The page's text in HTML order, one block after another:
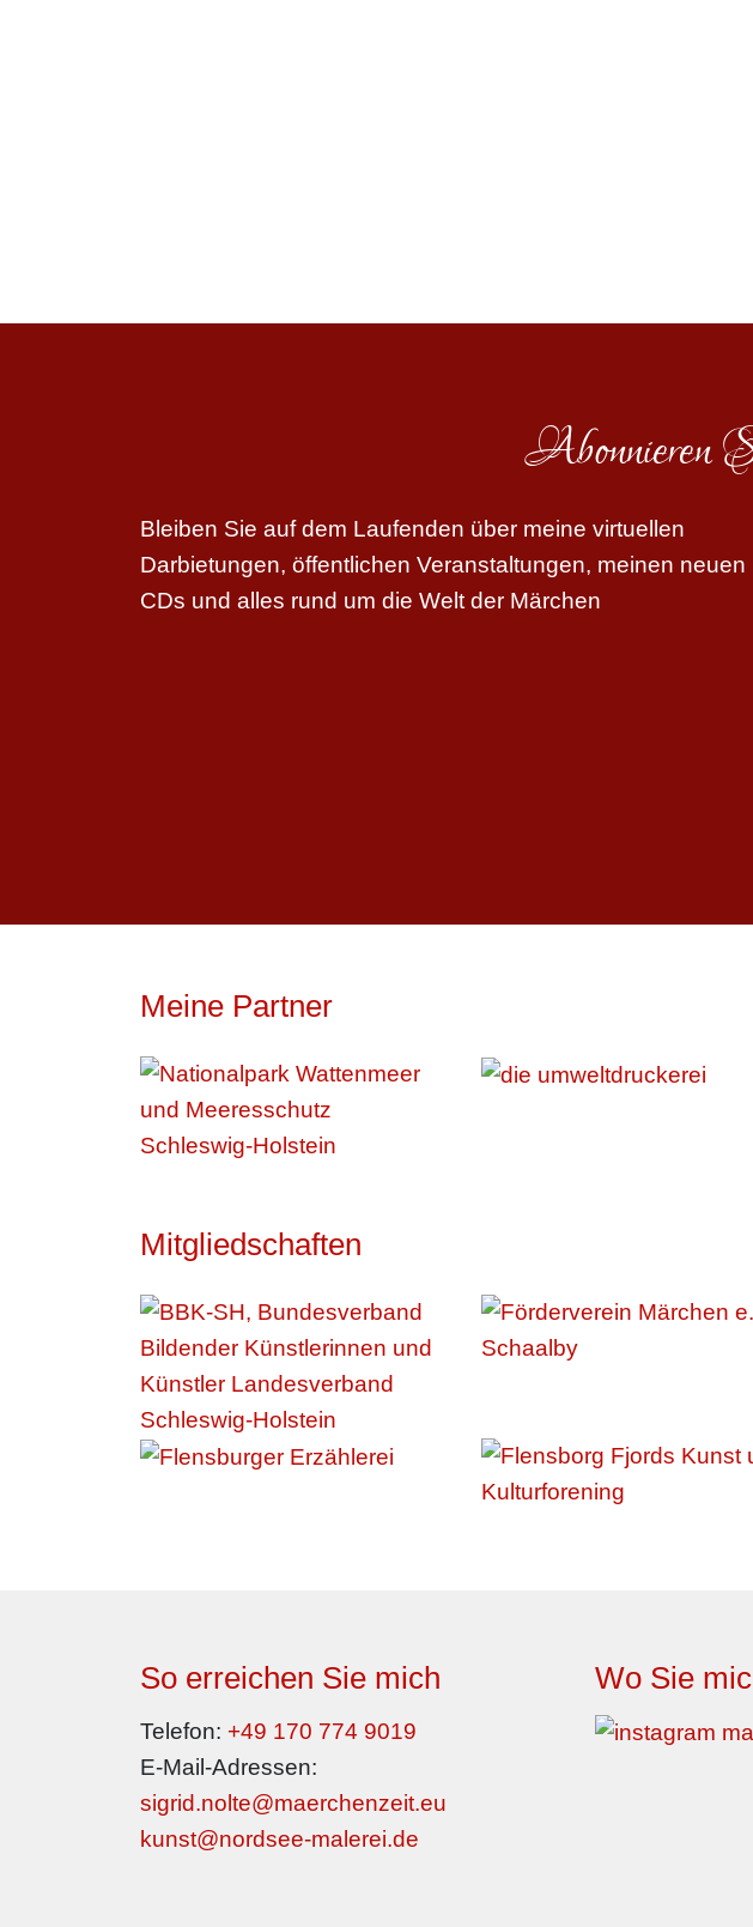
Abonnieren
Bleiben Sie auf dem Laufenden über meine virtuellen
Darbietungen, öffentlichen Veranstaltungen, meinen neuen
CDs und alles rund um die Welt der Märchen
Meine Partner
Mitgliedschaften
So erreichen Sie mich
Telefon: +49 170 774 9019
E-Mail-Adressen:
sigrid.nolte@maerchenzeit.eu
kunst@nordsee-malerei.de
Wo Sie